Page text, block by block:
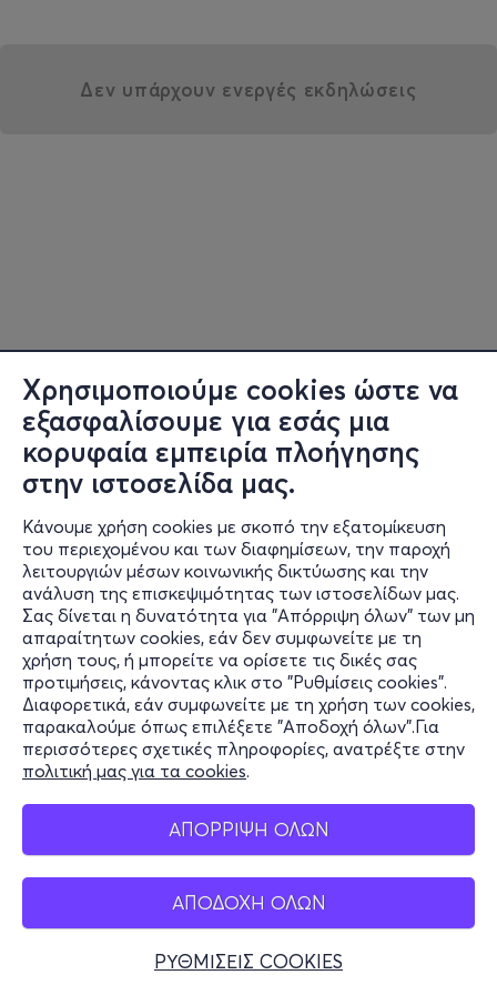
Χρησιμοποιούμε cookies ώστε να
εξασφαλίσουμε για εσάς μια
κορυφαία εμπειρία πλοήγησης
στην ιστοσελίδα μας.
Κάνουμε χρήση cookies με σκοπό την εξατομίκευση
του περιεχομένου και των διαφημίσεων, την παροχή
λειτουργιών μέσων κοινωνικής δικτύωσης και την
ανάλυση της επισκεψιμότητας των ιστοσελίδων μας.
Σας δίνεται η δυνατότητα για "Απόρριψη όλων" των μη
απαραίτητων cookies, εάν δεν συμφωνείτε με τη
χρήση τους, ή μπορείτε να ορίσετε τις δικές σας
προτιμήσεις, κάνοντας κλικ στο "Ρυθμίσεις cookies".
Διαφορετικά, εάν συμφωνείτε με τη χρήση των cookies,
παρακαλούμε όπως επιλέξετε "Αποδοχή όλων".Για
περισσότερες σχετικές πληροφορίες, ανατρέξτε στην
πολιτική μας για τα cookies.
ΑΠΟΡΡΙΨΗ ΟΛΩΝ
ΑΠΟΔΟΧΗ ΟΛΩΝ
ΡΥΘΜΙΣΕΙΣ COOKIES
Δεν υπάρχουν ενεργές εκδηλώσεις